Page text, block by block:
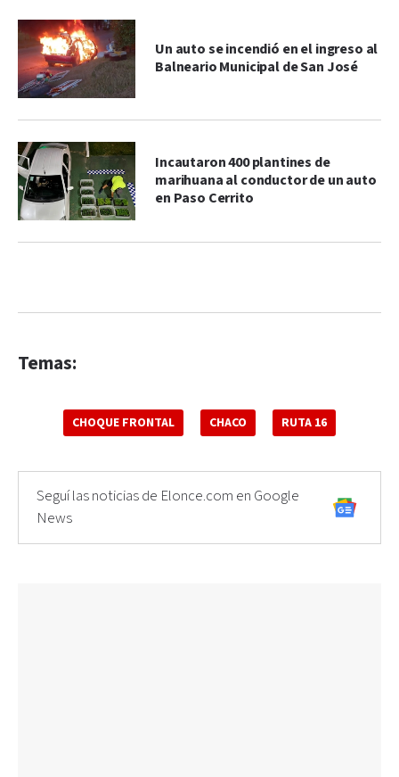
Un auto se incendió en el ingreso al
Balneario Municipal de San José
Incautaron 400 plantines de
marihuana al conductor de un auto
en Paso Cerrito
Temas:
CHOQUE FRONTAL CHACO RUTA 16
Seguí las noticias de Elonce.com en Google
News